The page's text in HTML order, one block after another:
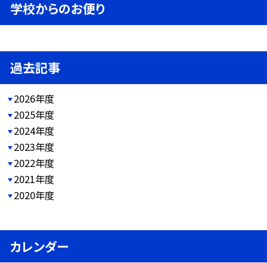
学校からのお便り
過去記事
2026年度
2025年度
2024年度
2023年度
2022年度
2021年度
2020年度
カレンダー